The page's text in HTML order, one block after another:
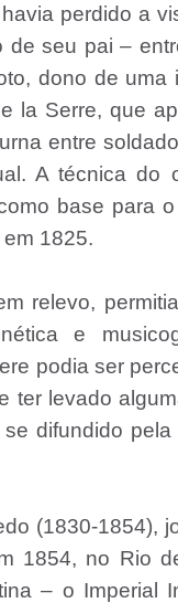
perdido a
seu pai –
dono de uma
la Serre, que
entre
A técnica do
base para
1825.
relevo,
e
podia ser
ter levado
difundido
(1830-1854),
1854, no Rio
– o Imperial